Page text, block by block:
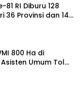
RI Diburu 128
36 Provinsi dan 14
800 Ha di
Umum Tolak
Presiden